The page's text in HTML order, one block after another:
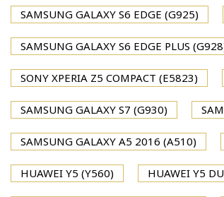
SAMSUNG GALAXY S6 EDGE (G925)
SAMSUNG GALAXY S6 EDGE PLUS
SONY XPERIA Z5 COMPACT (E5823)
SAMSUNG GALAXY S7 (G930)
SAMSUNG GALAXY A5 2016 (A510)
HUAWEI Y5 (Y560) HUAWEI Y5